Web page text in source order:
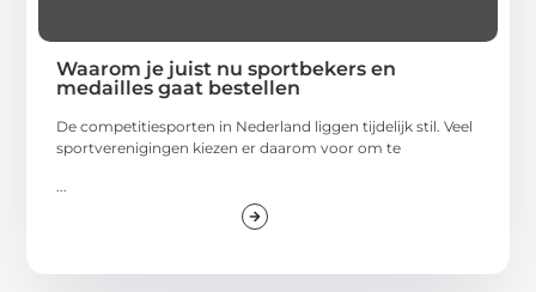
Waarom je juist nu sportbekers en
medailles gaat bestellen
De competitiesporten in Nederland liggen tijdelijk stil. Veel
sportverenigingen kiezen er daarom voor om te